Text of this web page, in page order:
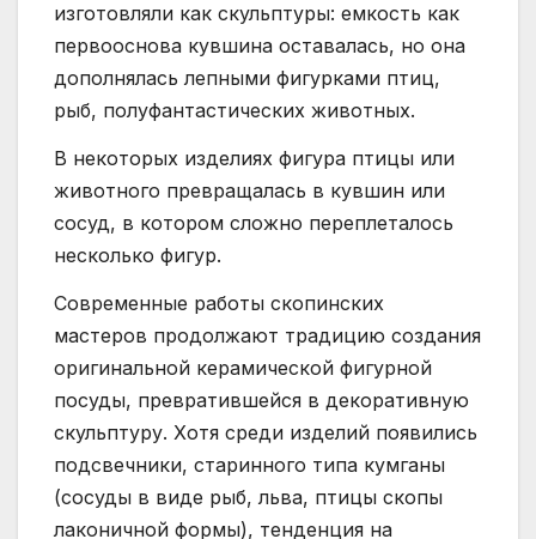
изготовляли как скульптуры: емкость как
первооснова кувшина оставалась, но она
дополнялась лепными фигурками птиц,
рыб, полуфантастических животных.
В некоторых изделиях фигура птицы или
животного превращалась в кувшин или
сосуд, в котором сложно переплеталось
несколько фигур.
Современные работы скопинских
мастеров продолжают традицию создания
оригинальной керамической фигурной
посуды, превратившейся в декоративную
скульптуру. Хотя среди изделий появились
подсвечники, старинного типа кумганы
(сосуды в виде рыб, льва, птицы скопы
лаконичной формы), тенденция на